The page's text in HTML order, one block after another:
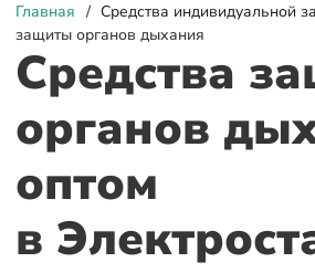
Главная / Средства индивидуальной
защиты органов дыхания
Средства
органов
оптом
в